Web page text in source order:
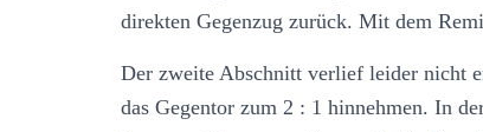
direkten Gegenzug zurück. Mit dem
Der zweite Abschnitt verlief leider nicht
das Gegentor zum 2 : 1 hinnehmen. In